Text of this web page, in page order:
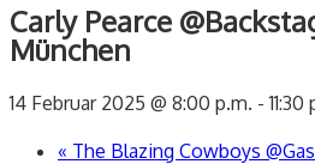
Carly Pearce
München
14 Februar 2025 @ 8:00 p.m. -11:30
« The Blazing Cowboys